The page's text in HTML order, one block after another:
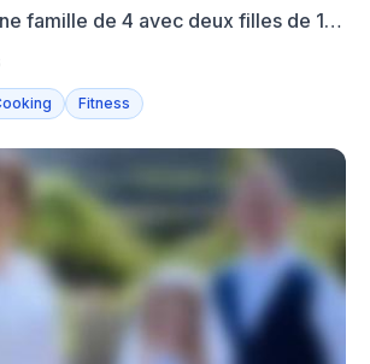
famille de 4 avec deux filles de 11
Fitness